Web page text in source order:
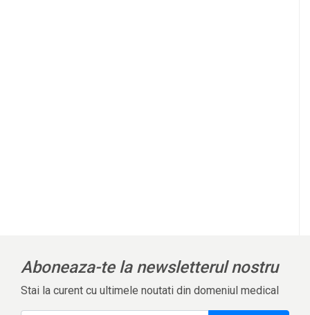
Aboneaza-te la newsletterul nostru
Stai la curent cu ultimele noutati din domeniul medical